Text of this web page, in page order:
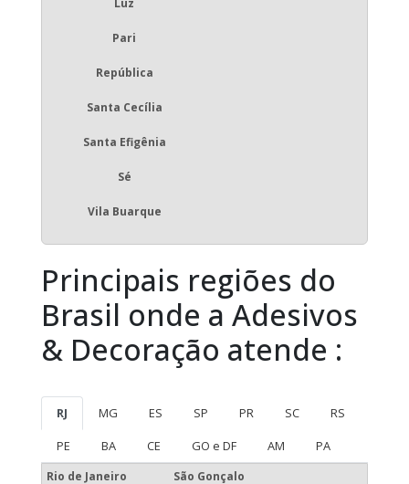
Luz
Pari
República
Santa Cecília
Santa Efigênia
Sé
Vila Buarque
Principais regiões do
Brasil onde a Adesivos
& Decoração atende :
RJ MG ES SP PR SC
RS
PE
BA CE GO e DF AM PA
Rio de Janeiro São Gonçalo